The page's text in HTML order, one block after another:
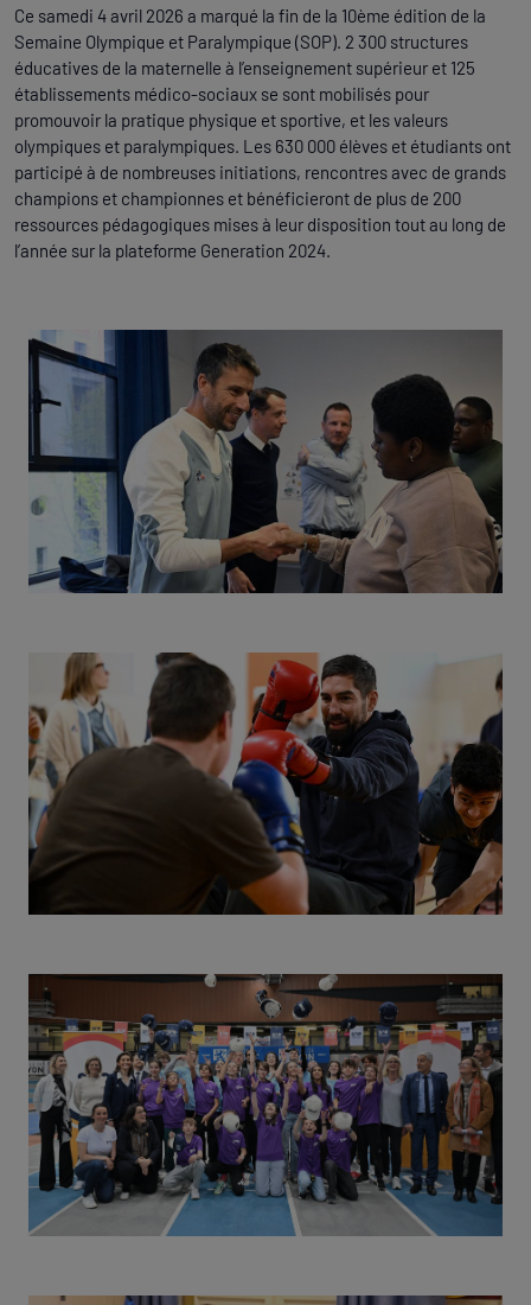
Ce samedi 4 avril 2026 a marqué la fin de la 10ème édition de la
Semaine Olympique et Paralympique (SOP). 2 300 structures
éducatives de la maternelle à l’enseignement supérieur et 125
établissements médico-sociaux se sont mobilisés pour
promouvoir la pratique physique et sportive, et les valeurs
olympiques et paralympiques. Les 630 000 élèves et étudiants ont
participé à de nombreuses initiations, rencontres avec de grands
champions et championnes et bénéficieront de plus de 200
ressources pédagogiques mises à leur disposition tout au long de
l’année sur la plateforme Generation 2024.